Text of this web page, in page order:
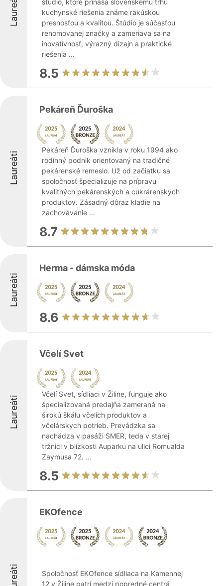
Laureáti
štúdio, ktoré prináša slovenskému trhu
kuchynské riešenia známe rakúskou
presnosťou a kvalitou. Štúdio je súčasťou
renomovanej značky a zameriava sa na
inovatívnosť, výrazný dizajn a praktické
riešenia ...
8.5
Laureáti
Pekáreň Ďuroška
Pekáreň Ďuroška vznikla v roku 1994 ako
rodinný podnik orientovaný na tradičné
pekárenské remeslo. Už od začiatku sa
spoločnosť špecializuje na prípravu
kvalitných pekárenských a cukrárenských
produktov. Zásadný dôraz kladie na
zachovávanie ...
8.7
Laureáti
Herma - dámska móda
8.6
Laureáti
Včelí Svet
Včelí Svet, sídliaci v Žiline, funguje ako
špecializovaná predajňa zameraná na
širokú škálu včelích produktov a
včelárskych potrieb. Prevádzka sa
nachádza v pasáži SMER, teda v starej
tržnici v blízkosti Auparku na ulici Romualda
Zaymusa 72. ...
8.5
EKOfence
Spoločnosť EKOfence sídliaca na Kamennej
12 v Žiline patrí medzi popredné centrá